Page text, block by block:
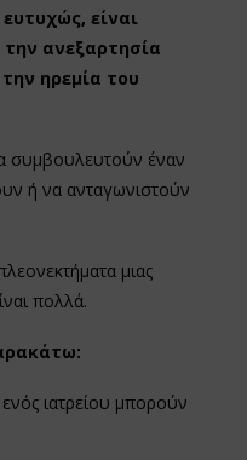
είναι
ανεξαρτησία
ηρεμία του
συμβουλευτούν έναν
ή να ανταγωνιστούν
μιας
πολλά.
ιατρείου μπορούν